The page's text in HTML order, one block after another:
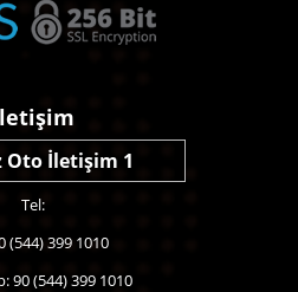
Oto İletişim 1
Tel:
(544) 399 1010
90 (544) 399 1010